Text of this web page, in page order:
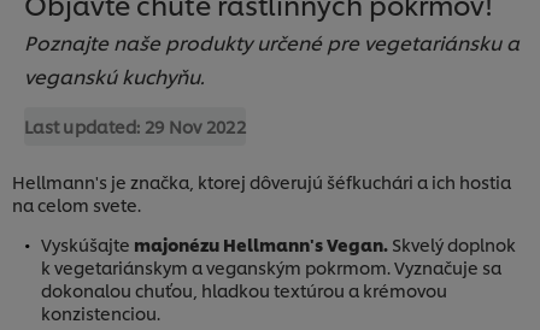
Poznajte naše produkty určené pre vegetariánsku a
veganskú kuchyňu.
Last updated: 29 Nov 2022
Hellmann's je značka, ktorej dôverujú šéfkuchári a ich hostia
na celom svete.
Vyskúšajte majonézu Hellmann's Vegan. Skvelý doplnok
k vegetariánskym a veganským pokrmom. Vyznačuje sa
dokonalou chuťou, hladkou textúrou a krémovou
konzistenciou.